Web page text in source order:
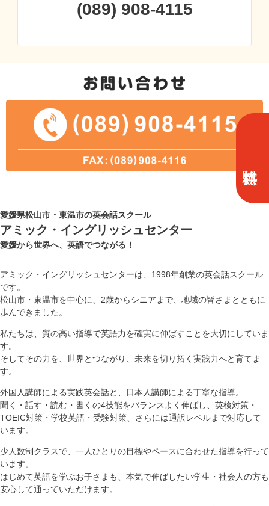
(089) 908-4115
愛媛県松山市・東温市の英会話スクール
アミック・イングリッシュセンター
愛媛から世界へ、英語でつながる！
アミック・イングリッシュセンターは、1998年創業の英会話スクール
です。
松山市・東温市を中心に、2歳からシニアまで、地域の皆さまとともに
歩んできました。
私たちは、質の高い指導で英語力を確実に伸ばすことを大切にしていま
す。
そしてその力を、世界とつながり、未来を切り拓く実践力へと育てま
す。
外国人講師による実践英会話と、日本人講師による丁寧な指導。
聞く・話す・読む・書くの4技能をバランスよく伸ばし、英検対策・
TOEIC対策・学校英語・受験対策、さらには通訳レベルまで対応して
います。
少人数制クラスで、一人ひとりの目標やペースに合わせた指導を行って
います。
はじめて英語を学ぶお子さまも、本気で伸ばしたい学生・社会人の方も
安心して通っていただけます。